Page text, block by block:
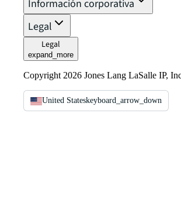
Información corporativa
Legal
Legal
expand_more
Copyright 2026 Jones Lang LaSalle IP,
United Stateskeyboard_arrow_down